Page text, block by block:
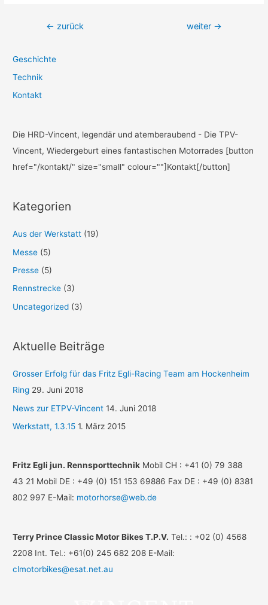
Beitragsnavigation
← zurück weiter →
Geschichte
Technik
Kontakt
Die HRD-Vincent, legendär und atemberaubend - Die TPV-
Vincent, Wiedergeburt eines fantastischen Motorrades [button
href="/kontakt/" size="small" colour=""]Kontakt[/button]
Kategorien
Aus der Werkstatt (19)
Messe (5)
Presse (5)
Rennstrecke (3)
Uncategorized (3)
Aktuelle Beiträge
Grosser Erfolg für das Fritz Egli-Racing Team am Hockenheim
Ring 29. Juni 2018
News zur ETPV-Vincent 14. Juni 2018
Werkstatt, 1.3.15 1. März 2015
Fritz Egli jun. Rennsporttechnik Mobil CH : +41 (0) 79 388
43 21 Mobil DE : +49 (0) 151 153 69886 Fax DE : +49 (0) 8381
802 997 E-Mail: motorhorse@web.de
Terry Prince Classic Motor Bikes T.P.V. Tel.: : +02 (0) 4568
2208 Int. Tel.: +61(0) 245 682 208 E-Mail:
clmotorbikes@esat.net.au